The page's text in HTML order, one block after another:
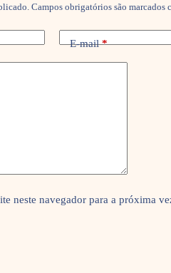
Campos obrigatórios são marcados
E-mail*
neste navegador para a próxima